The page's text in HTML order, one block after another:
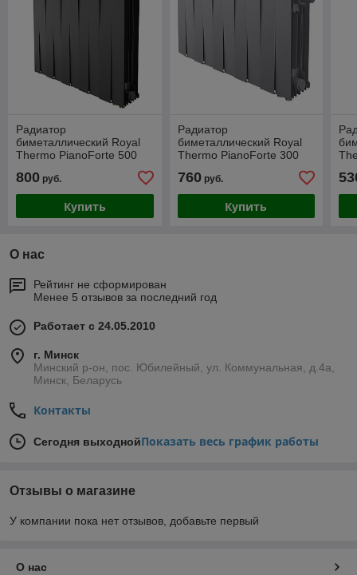
Радиатор
биметаллический Royal
Thermo PianoForte 500
Чёрный VR80 - 10 секц.
800 руб.
Купить
Радиатор
биметаллический Royal
Thermo PianoForte 300
Серебристый VR80 - 10
секц.
760руб.
Купить
О нас
Рейтинг не сформирован
Менее 5 отзывов за последний год
Работает с 24.05.2010
г. Минск
Минский р-он, пос. Юбилейный, ул. Коммунальная, д.4а,
Минск, Беларусь
Контакты
Сегодня выходнойПоказать весь график работы
Отзывы о магазине
У компании пока нет отзывов, добавьте первый
О нас